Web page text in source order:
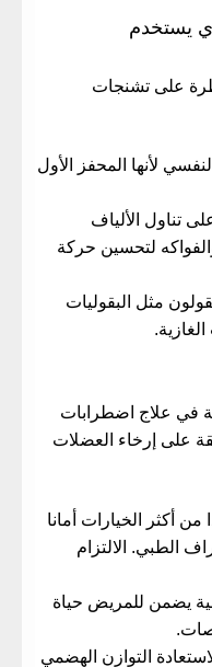
يستخدم
على تشنجات
لأنها المحفز الأول
تناول الألياف
لتحسين حركة
مثل البقوليات
في علاج اضطرابات
على إرخاء العضلات
أكثر الخيارات أمانا
الطبي. الالتزام
يضمن للمريض حياة
التوازن الهضمي